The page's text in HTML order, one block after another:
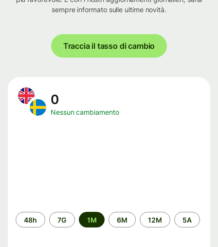
sempre informato sulle ultime novità.
Traccia il tasso di cambio
0
Nessun cambiamento
Periodo
di
48h 7G 1M 6M 12M 5A